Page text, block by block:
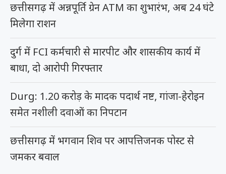
छत्तीसगढ़ में अन्नपूर्ति ग्रेन ATM का शुभारंभ, अब 24 घंटे
मिलेगा राशन
दुर्ग में FCI कर्मचारी से मारपीट और शासकीय कार्य में
बाधा, दो आरोपी गिरफ्तार
Durg: 1.20 करोड़ के मादक पदार्थ नष्ट, गांजा-हेरोइन
समेत नशीली दवाओं का निपटान
छत्तीसगढ़ में भगवान शिव पर आपत्तिजनक पोस्ट से
जमकर बवाल